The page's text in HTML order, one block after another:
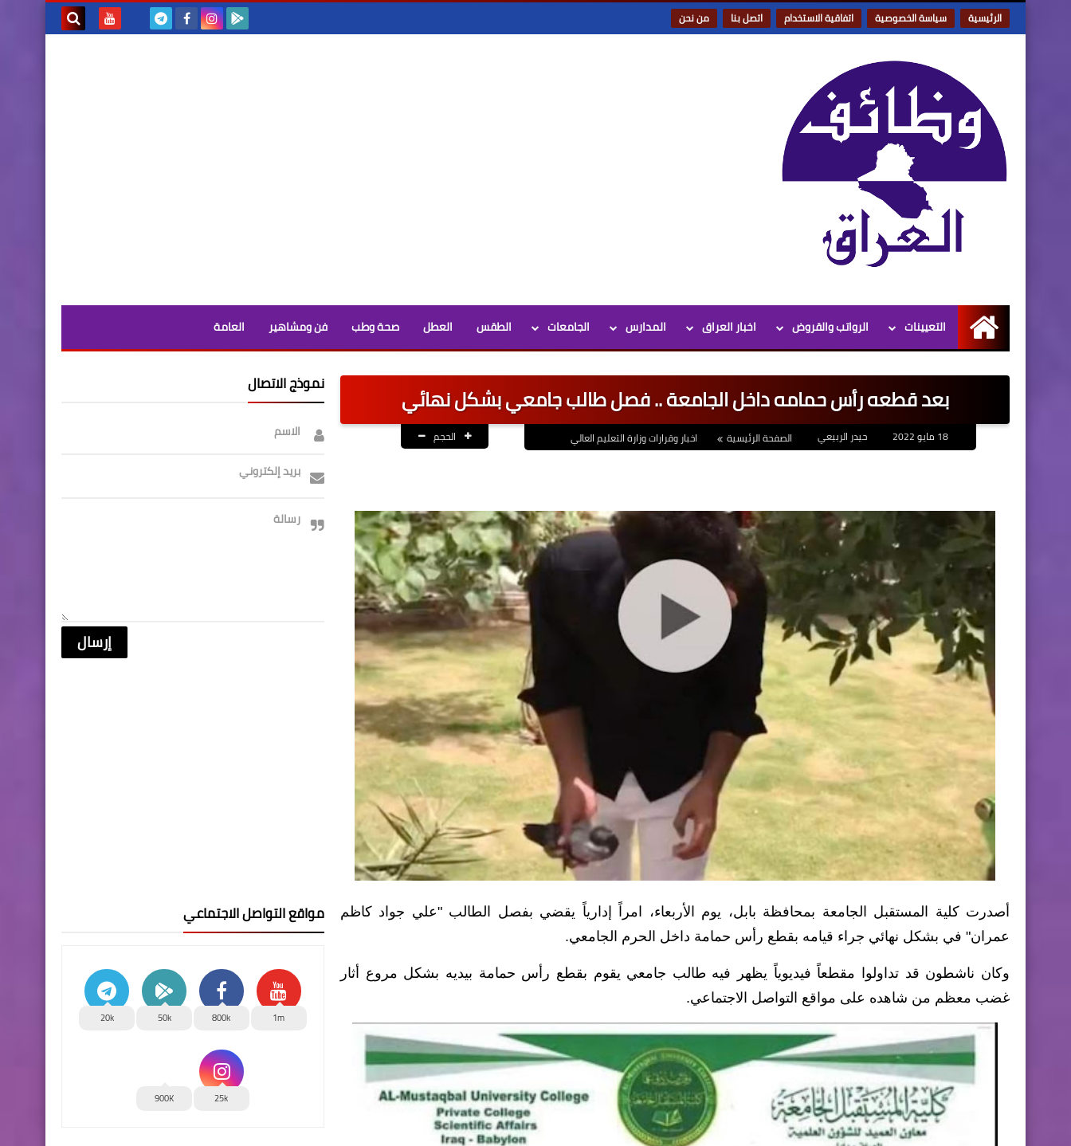
الرئيسية سياسة الخصوصية اتفاقية الاستخدام اتصل بنا من نحن
الرئيسية
التعيينات الرواتب والقروض اخبار العراق المدارس الجامعات الطقس العطل صحة وطب فن ومشاهير العامة
بعد قطعه رأس حمامه داخل الجامعة .. فصل طالب جامعي بشكل نهائي
حيدر الربيعي الصفحة الرئيسية اخبار وقرارات وزارة التعليم العالي الحجم
أصدرت كلية المستقبل الجامعة بمحافظة بابل، يوم الأربعاء، امراً إدارياً يقضي بفصل الطالب "علي جواد كاظم
عمران" في بشكل نهائي جراء قيامه بقطع رأس حمامة داخل الحرم الجامعي.
وكان ناشطون قد تداولوا مقطعاً فيديوياً يظهر فيه طالب جامعي يقوم بقطع رأس حمامة بيديه بشكل مروع أثار
غضب معظم من شاهده على مواقع التواصل الاجتماعي.
نموذج الاتصال
الاسم
بريد إلكتروني
رسالة
مواقع التواصل الاجتماعي
1m
800k
50k
20k
25k
900K